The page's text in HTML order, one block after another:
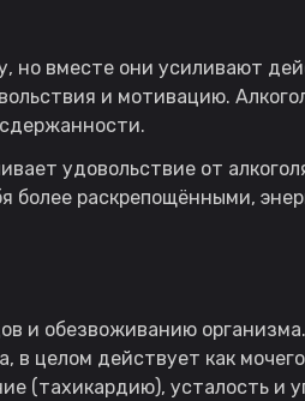
но вместе они усиливают
и мотивацию.
удовольствие от
раскрепощёнными,
и обезвоживанию
в целом действует как
(тахикардию), усталость и